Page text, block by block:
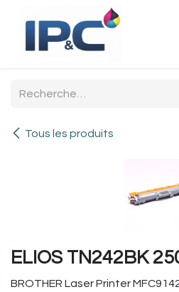
Se rendre au contenu
Tous les produits
ELIOS TN242BK
BROTHER Laser Printer